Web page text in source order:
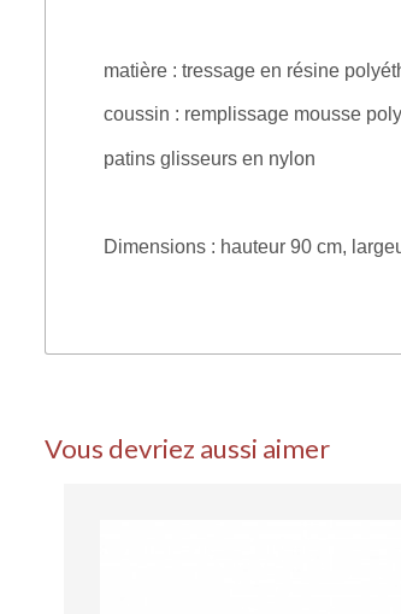
matière : tressage en résine
coussin : remplissage mousse
patins glisseurs en nylon
Dimensions : hauteur 90 cm,
Vous devriez aussi aimer